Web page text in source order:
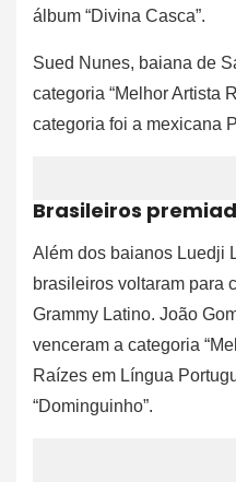
álbum “Divina Casca”.
Sued Nunes, baiana de
categoria “Melhor Artista
categoria foi a mexicana
Brasileiros
Além dos baianos Luedji
brasileiros voltaram para
Grammy Latino. João
venceram a categoria
Raízes em Língua
“Dominguinho”.